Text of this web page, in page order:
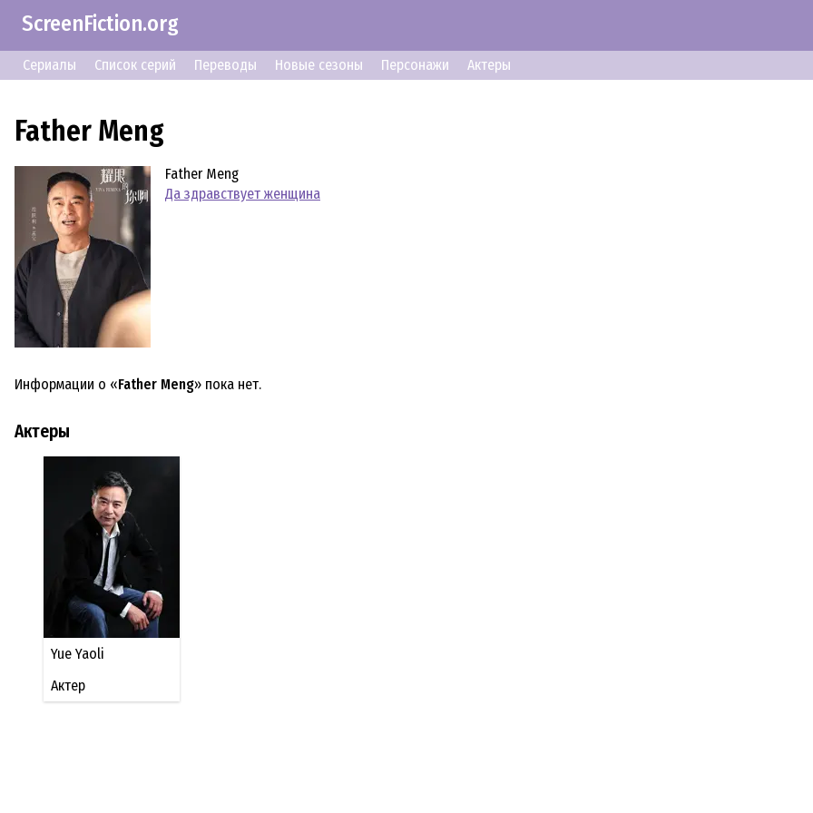
ScreenFiction.org
Сериалы Список серий Переводы Новые сезоны Персонажи Актеры
Father Meng
Father Meng
Да здравствует женщина
Информации о «Father Meng» пока нет.
Актеры
Yue Yaoli
Актер